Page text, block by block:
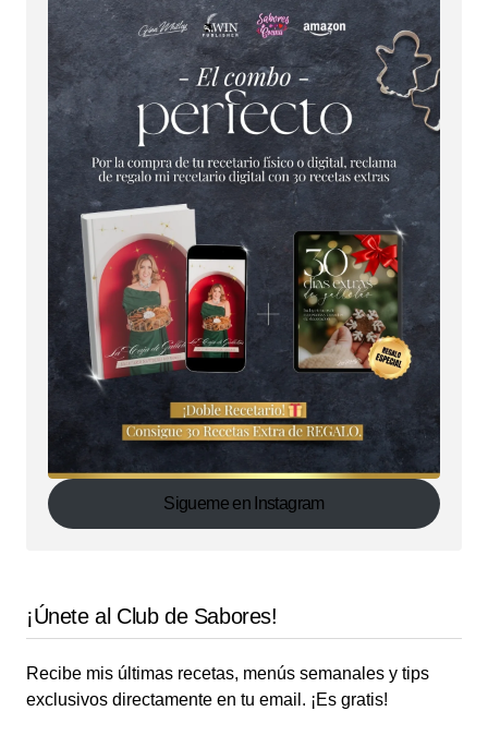
Sigueme en Instagram
¡Únete al Club de Sabores!
Recibe mis últimas recetas, menús semanales y tips
exclusivos directamente en tu email. ¡Es gratis!